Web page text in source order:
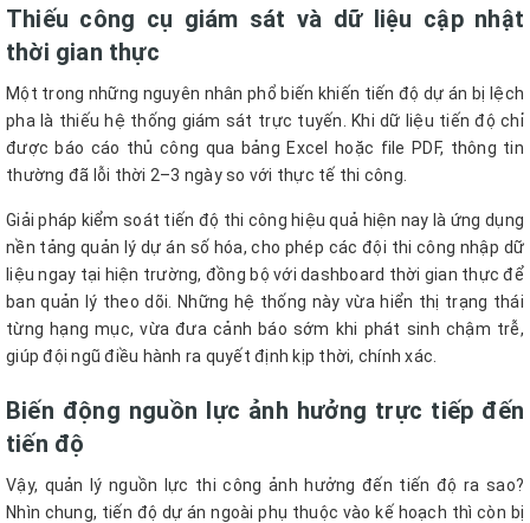
Thiếu công cụ giám sát và dữ liệu cập nhật
thời gian thực
Một trong những nguyên nhân phổ biến khiến tiến độ dự án bị lệch
pha là thiếu hệ thống giám sát trực tuyến. Khi dữ liệu tiến độ chỉ
được báo cáo thủ công qua bảng Excel hoặc file PDF, thông tin
thường đã lỗi thời 2–3 ngày so với thực tế thi công.
Giải pháp kiểm soát tiến độ thi công hiệu quả hiện nay là ứng dụng
nền tảng quản lý dự án số hóa, cho phép các đội thi công nhập dữ
liệu ngay tại hiện trường, đồng bộ với dashboard thời gian thực để
ban quản lý theo dõi. Những hệ thống này vừa hiển thị trạng thái
từng hạng mục, vừa đưa cảnh báo sớm khi phát sinh chậm trễ,
giúp đội ngũ điều hành ra quyết định kịp thời, chính xác.
Biến động nguồn lực ảnh hưởng trực tiếp đến
tiến độ
Vậy, quản lý nguồn lực thi công ảnh hưởng đến tiến độ ra sao?
Nhìn chung, tiến độ dự án ngoài phụ thuộc vào kế hoạch thì còn bị